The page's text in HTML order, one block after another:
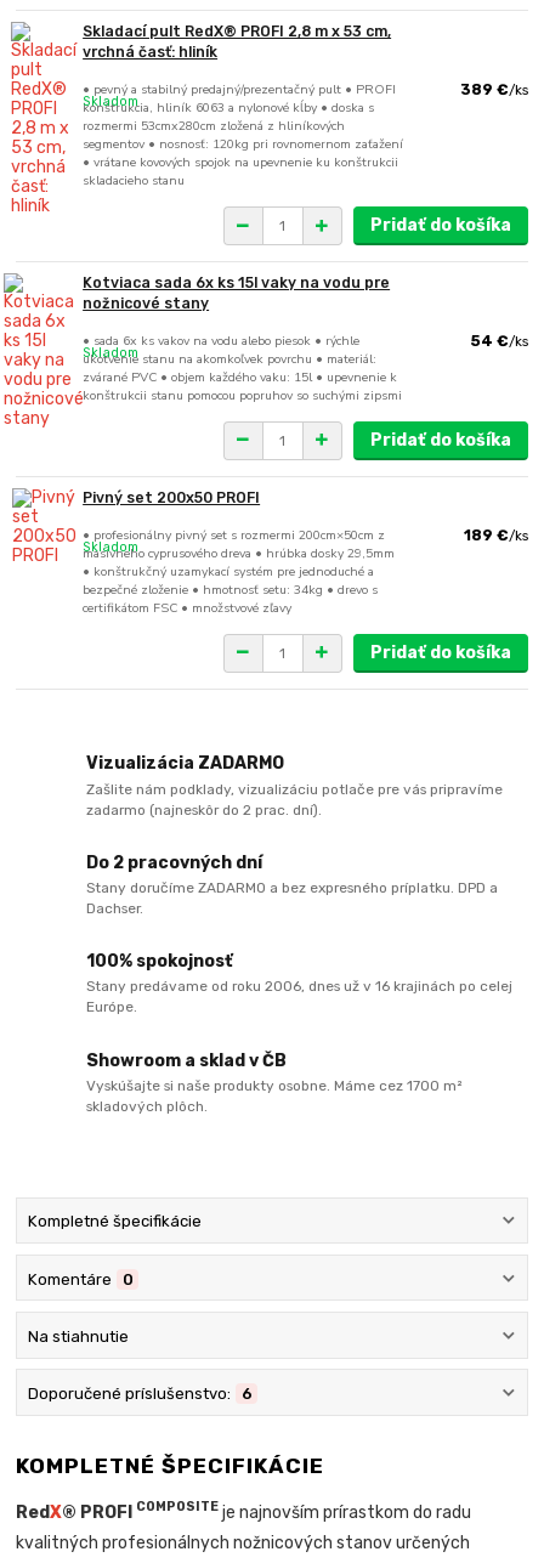
Skladací pult RedX® PROFI 2,8 m x 53 cm,
vrchná časť: hliník
• pevný a stabilný predajný/prezentačný pult • PROFI
konštrukcia, hliník 6063 a nylonové kĺby • doska s
rozmermi 53cmx280cm zložená z hliníkových
segmentov • nosnosť: 120kg pri rovnomernom zaťažení
• vrátane kovových spojok na upevnenie ku konštrukcii
skladacieho stanu
389 €/ks
Skladom
Pridať do košíka
Kotviaca sada 6x ks 15l vaky na vodu pre
nožnicové stany
• sada 6x ks vakov na vodu alebo piesok • rýchle
ukotvenie stanu na akomkoľvek povrchu • materiál:
zvárané PVC • objem každého vaku: 15l • upevnenie k
konštrukcii stanu pomocou popruhov so suchými zipsmi
54 €/ks
Skladom
Pridať do košíka
Pivný set 200x50 PROFI
• profesionálny pivný set s rozmermi 200cm×50cm z
masívneho cyprusového dreva • hrúbka dosky 29,5mm
• konštrukčný uzamykací systém pre jednoduché a
bezpečné zloženie • hmotnosť setu: 34kg • drevo s
certifikátom FSC • množstvové zľavy
189 €/ks
Skladom
Pridať do košíka
Vizualizácia ZADARMO
Zašlite nám podklady, vizualizáciu potlače pre vás pripravíme
zadarmo (najneskôr do 2 prac. dní).
Do 2 pracovných dní
Stany doručíme ZADARMO a bez expresného príplatku. DPD a
Dachser.
100% spokojnosť
Stany predávame od roku 2006, dnes už v 16 krajinách po celej
Európe.
Showroom a sklad v ČB
Vyskúšajte si naše produkty osobne. Máme cez 1700 m²
skladových plôch.
Kompletné špecifikácie
Komentáre 0
Na stiahnutie
Doporučené príslušenstvo: 6
KOMPLETNÉ ŠPECIFIKÁCIE
RedX® PROFI COMPOSITE je najnovším prírastkom do radu
kvalitných profesionálnych nožnicových stanov určených